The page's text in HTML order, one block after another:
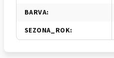
BARVA:
SEZONA_ROK: